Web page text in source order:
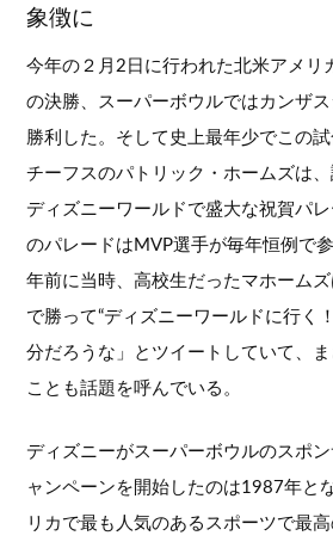
象徴に
今年の２月2日に行われた北米アメリ
の決勝、スーパーボウルではカンザ
勝利した。そして史上最年少でこの
チーフスのパトリック・ホームズは
ディズニーワールドで盛大な祝賀パ
のパレードはMVP選手が毎年恒例で
年前に当時、高校生だったマホーム
で勝って“ディズニーワールドに行く
分だろうな」とツイートしていて、
ことも話題を呼んでいる。
ディズニーがスーパーボウルのスポ
ャンペーンを開始したのは1987年と
リカで最も人気のあるスポーツで最